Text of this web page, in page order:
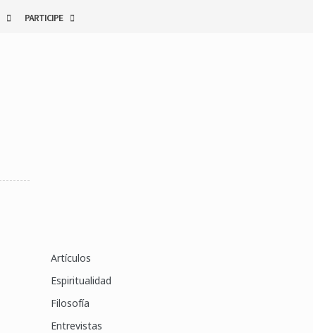
PARTICIPE
Artículos
Espiritualidad
Filosofía
Entrevistas